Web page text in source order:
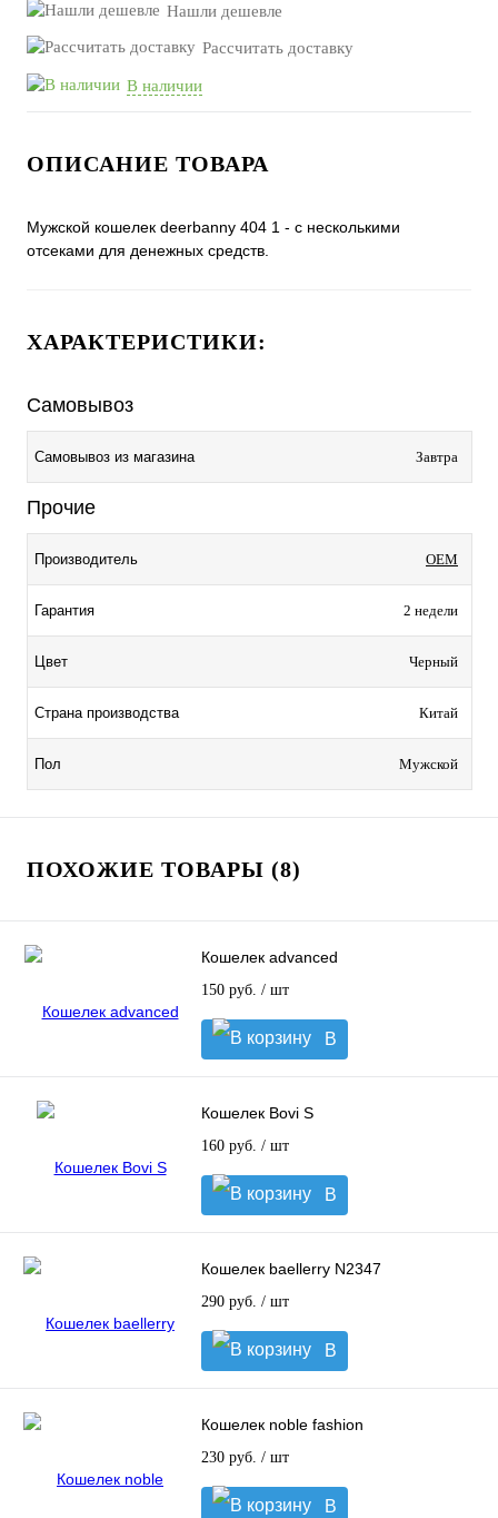
Нашли дешевле
Рассчитать доставку
В наличии
ОПИСАНИЕ ТОВАРА
Мужской кошелек deerbanny 404 1 - с несколькими
отсеками для денежных средств.
ХАРАКТЕРИСТИКИ:
Самовывоз
Самовывоз из магазина Завтра
Прочие
Производитель OEM
Гарантия 2 недели
Цвет Черный
Страна производства Китай
Пол Мужской
ПОХОЖИЕ ТОВАРЫ (8)
Кошелек advanced
150 руб. / шт
В
корзину
Кошелек Bovi S
160 руб. / шт
В
корзину
Кошелек baellerry N2347
290 руб. / шт
В
корзину
Кошелек noble fashion
230 руб. / шт
В